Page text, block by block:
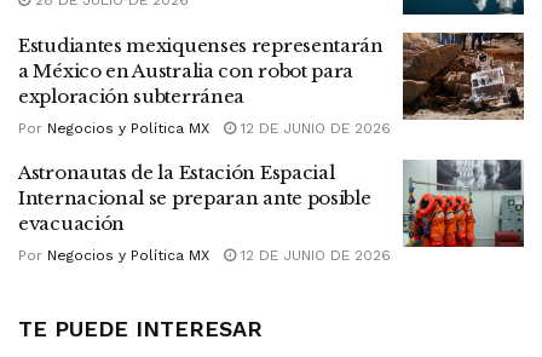
Estudiantes mexiquenses representarán
a México en Australia con robot para
exploración subterránea
Por Negocios y Política MX 12 DE JUNIO DE 2026
Astronautas de la Estación Espacial
Internacional se preparan ante posible
evacuación
Por Negocios y Política MX 12 DE JUNIO DE 2026
TE PUEDE INTERESAR